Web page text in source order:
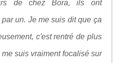
de chez Bora, ils ont
un. Je me suis dit que ça
c'est rentré de plus
suis vraiment focalisé sur